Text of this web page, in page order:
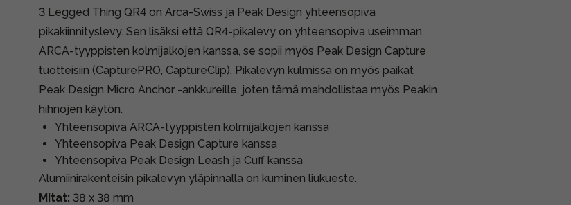
3 Legged Thing QR4 on Arca-Swiss ja Peak Design yhteensopiva
pikakiinnityslevy. Sen lisäksi että QR4-pikalevy on yhteensopiva useimman
ARCA-tyyppisten kolmijalkojen kanssa, se sopii myös Peak Design Capture
tuotteisiin (CapturePRO, CaptureClip). Pikalevyn kulmissa on myös paikat
Peak Design Micro Anchor -ankkureille, joten tämä mahdollistaa myös Peakin
hihnojen käytön.
Yhteensopiva ARCA-tyyppisten kolmijalkojen kanssa
Yhteensopiva Peak Design Capture kanssa
Yhteensopiva Peak Design Leash ja Cuff kanssa
Alumiinirakenteisin pikalevyn yläpinnalla on kuminen liukueste.
Mitat: 38 x 38 mm